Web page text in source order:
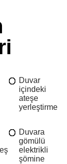
Duvar
içindeki
ateşe
yerleştirme
Duvara
gömülü
elektrikli
şömine